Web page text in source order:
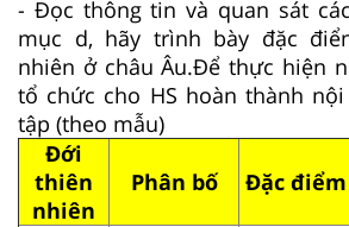
- Đọc thông tin và quan sát
mục d, hãy trình bày đặc
nhiên ở châu Âu.Để thực hiện
tổ chức cho HS hoàn thành
tập (theo mẫu)
Đới
thiên
nhiên
Phân bố Đặc